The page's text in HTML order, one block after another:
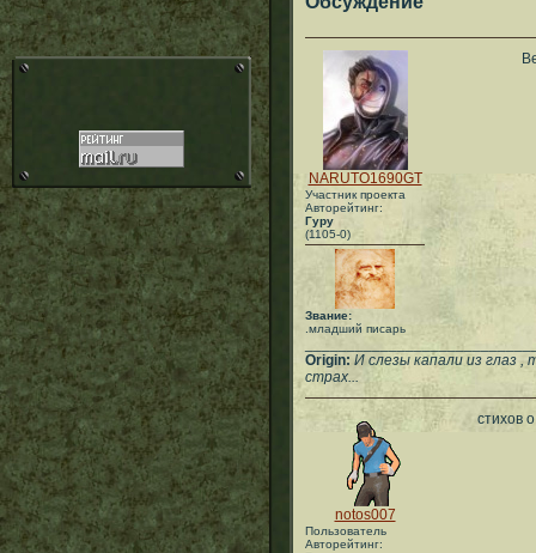
NARUTO1690GT
Участник проекта
Авторейтинг:
Гуру
(1105-0)
Звание:
.младший писарь
Origin: И слезы капали из глаз
страх...
notos007
Пользователь
Авторейтинг:
стихов